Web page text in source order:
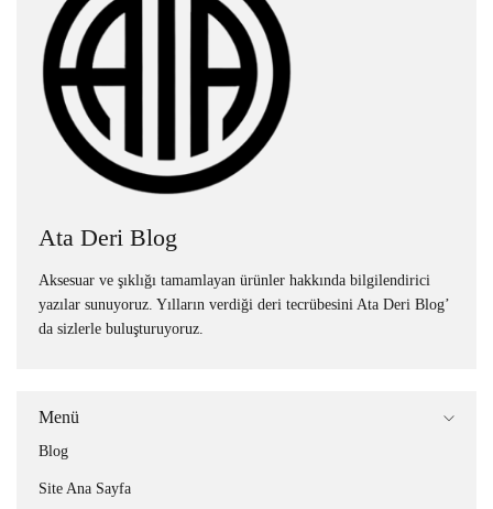
Ata Deri Blog
Aksesuar ve şıklığı tamamlayan ürünler hakkında bilgilendirici
yazılar sunuyoruz. Yılların verdiği deri tecrübesini Ata Deri Blog’
da sizlerle buluşturuyoruz.
Menü
Blog
Site Ana Sayfa